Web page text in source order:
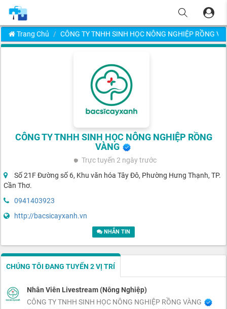
Trang Chủ CÔNG TY TNHH SINH HỌC NÔNG NGHIỆP RỒNG
CÔNG TY TNHH SINH HỌC NÔNG NGHIỆP RỒNG
VÀNG
Trực tuyến 2 ngày trước
Số 21F Đường số 6, Khu văn hóa Tây Đô, Phường Hưng Thạnh, TP.
Cần Thơ.
0941403923
http://bacsicayxanh.vn
NHẮN TIN
CHÚNG TÔI ĐANG TUYỂN 2 VỊ TRÍ
Nhân Viên Livestream (Nông Nghiệp)
CÔNG TY TNHH SINH HỌC NÔNG NGHIỆP RỒNG VÀNG